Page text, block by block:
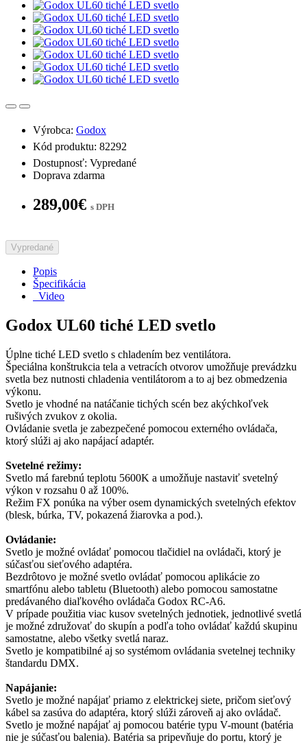
Výrobca: Godox
Kód produktu: 82292
Dostupnosť: Vypredané
Doprava zdarma
289,00€ s DPH
Vypredané
Popis
Špecifikácia
Video
Godox UL60 tiché LED svetlo
Úplne tiché LED svetlo s chladením bez ventilátora.
Špeciálna konštrukcia tela a vetracích otvorov umožňuje prevádzku
svetla bez nutnosti chladenia ventilátorom a to aj bez obmedzenia
výkonu.
Svetlo je vhodné na natáčanie tichých scén bez akýchkoľvek
rušivých zvukov z okolia.
Ovládanie svetla je zabezpečené pomocou externého ovládača,
ktorý slúži aj ako napájací adaptér.
Svetelné režimy:
Svetlo má farebnú teplotu 5600K a umožňuje nastaviť svetelný
výkon v rozsahu 0 až 100%.
Režim FX ponúka na výber osem dynamických svetelných efektov
(blesk, búrka, TV, pokazená žiarovka a pod.).
Ovládanie:
Svetlo je možné ovládať pomocou tlačidiel na ovládači, ktorý je
súčasťou sieťového adaptéra.
Bezdrôtovo je možné svetlo ovládať pomocou aplikácie zo
smartfónu alebo tabletu (Bluetooth) alebo pomocou samostatne
predávaného diaľkového ovládača Godox RC-A6.
V prípade použitia viac kusov svetelných jednotiek, jednotlivé svetlá
je možné združovať do skupín a podľa toho ovládať každú skupinu
samostatne, alebo všetky svetlá naraz.
Svetlo je kompatibilné aj so systémom ovládania svetelnej techniky
štandardu DMX.
Napájanie:
Svetlo je možné napájať priamo z elektrickej siete, pričom sieťový
kábel sa zasúva do adaptéra, ktorý slúži zároveň aj ako ovládač.
Svetlo je možné napájať aj pomocou batérie typu V-mount (batéria
nie je súčasťou balenia). Batéria sa pripevňuje do portu, ktorý je